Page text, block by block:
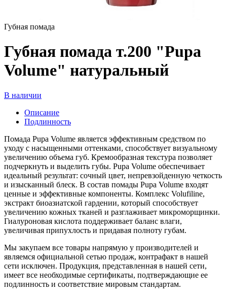
Губная помада
Губная помада т.200 "Pupa
Volume" натуральный
В наличии
Описание
Подлинность
Помада Pupa Volume является эффективным средством по
уходу с насыщенными оттенками, способствует визуальному
увеличению объема губ. Кремообразная текстура позволяет
подчеркнуть и выделить губы. Pupa Volume обеспечивает
идеальный результат: сочный цвет, непревзойденную четкость
и изысканный блеск. В состав помады Pupa Volume входят
ценные и эффективные компоненты. Комплекс Volufiline,
экстракт биоазиатской гардении, который способствует
увеличению кожных тканей и разглаживает микроморщинки.
Гиалуроновая кислота поддерживает баланс влаги,
увеличивая припухлость и придавая полноту губам.
Мы закупаем все товары напрямую у производителей и
являемся официальной сетью продаж, контрафакт в нашей
сети исключен. Продукция, представленная в нашей сети,
имеет все необходимые сертификаты, подтверждающие ее
подлинность и соответствие мировым стандартам.